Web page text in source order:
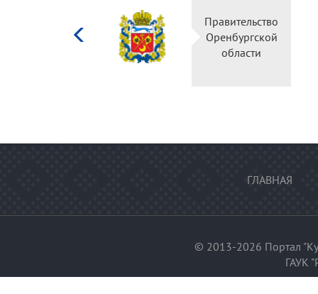
Министерство
культуры
Российской
федерации
ГЛАВНАЯ
© 2013-2026 Портал
ГАУК